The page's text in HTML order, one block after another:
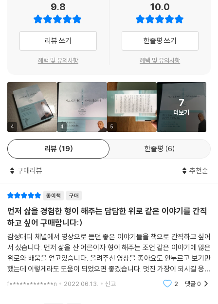
13 무작정 미국으로 가서 얻은 것들
미국 생활에서 얻은 3가지 가치
어른의 무게를 느끼다
나는 누구인가
돈 주고도 못 살 값진 경험들
14 3개월 만에 결혼할 수 있었던 이유
비혼주의자였던 이유
결혼을 이루어내다
인생을 바꾸는 ‘그냥 하기’의 힘
15 전화 한 통에 강원도 삼척으로 떠난 날
갑자기 목수가 되다
운명을 바꾼 전화 한 통
새벽에 유튜브를 그냥 시작하고 바뀐 삶
전업주부 그리고 또 다른 인생
나만의 이야기를 세상에 알리다
에필로그_ 당신의 내일을 응원합니다
인터넷으로 5,000원짜리 스마트폰 삼각대, 15,000원짜리 핀마이크를
샀다. 영상편집 프로그램도 5,000원에 샀다. 거창한 목표 같은 건 없었다.
그저 뭐든 해보고 싶었다. 아내가 퇴근하고 아이들과 놀다가 잠이 들 때, 1
층 주차장에 있는 차 안으로 갔다. 실내조명을 켜고, 스마트폰을 켜고 녹화
를 시작했다. 드디어 세상을 향해 입을 열었다.
“안녕하세요. 두 아이를 키우는 전업주부 아빠, 감성대디입니다.”
“걱정 말아요. 일단 한번 해보는 거예요.
뭐든지 괜찮습니다. 그냥 시작해보세요!”
하고 싶은 말이 너무 많았다. 머릿속에, 가슴속에 가득 차 있는 이야기들을
‘정말 운이 좋아서 누군가 내 이야기를 들어준다면, 더 운이 좋아서 한 달에
겠지.’
그 소박한 바람으로 시작한 유튜브. 들쭉날쭉한 그의 이야기는 세상 속으
로 퍼져나갔다. 화려하지도, 특별하지도 않지만, 2년이 조금 지나 구독자
가 20만 명을 넘어섰다. 너무 빠른 성장에 너무 빠른 성장에 당황한 사람은
현규 자신이었다. 그의 진솔한 이야기를 들은 많은 사람들이 질문해왔다.
“남자친구와 헤어졌는데, 그 아픔을 어떻게 달래야 하나요?”
“아버지가 갑자기 돌아가셔서 마음의 상처가 큽니다. 어떡하죠?”
“아이돌이 되고 싶은데 엄마 아빠가 반대해요. 어떻게 설득해야 하나요?”
9.8
리뷰 쓰기
혜택 및 유의사항
10.0
한줄평 쓰기
혜택 및 유의사항
4 4 5
7
더보기
리뷰 19 한줄평 6
구매리뷰 추천순
종이책 구매
먼저 삶을 경험한 형이 해주는 담담한 위로 같은 이야기를 간직
하고 싶어 구매합니다:)
감성대디 체널에서 영상으로 듣던 좋은 이야기들을 책으로 간직하고 싶어
서 샀습니다. 먼저 삶을 산 어른이자 형이 해주는 조언 같은 이야기에 많은
위로와 배움을 얻고있습니다. 올려주신 영상을 좋아요도 안누르고 보기만
했는데 이렇게라도 도움이 되었으면 좋겠습니다. 멋진 가장이 되시길 응원
하고 가족들과 함께 좋은 일들만 많이 생기시길 늘 바라겠습니다:) 좋은 말
f*************n 2022.06.13. 신고 2 댓글0